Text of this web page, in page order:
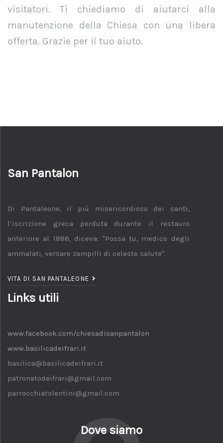
visitatori. Ti chiediamo di aiutarci alla
manutenzione della Chiesa con una libera
offerta. Grazie per il tuo aiuto.
San Pantalon
Di Pantaleone, il più misericordioso dei santi,
l’iscrizione greca perduta durante il restauro
anteriore al 1886, diceva: "Possa tu, medico degli
ammalati, versare zampilli di celeste salute".
VITA DI SAN PANTALEONE
Links utili
www.facebook.com/chiesadisanpantalon
www.basilicadeifrari.it
basilica@basilicadeifrari.it
patronatodeifrari@gmail.com
parrocchiatolentini@gmail.com
Dove siamo